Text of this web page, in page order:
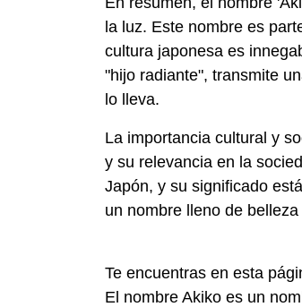
la luz. Este nombre es
cultura japonesa es
"hijo radiante", transmite
lo lleva.
La importancia cultural y
y su relevancia en la
Japón, y su significado
un nombre lleno de
Te encuentras en esta
El nombre Akiko es un